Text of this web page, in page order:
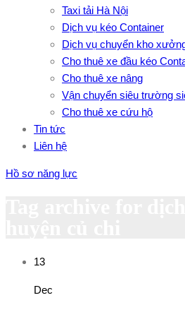
Taxi tải Hà Nội
Dịch vụ kéo Container
Dịch vụ chuyển kho
Cho thuê xe đầu kéo
Cho thuê xe nâng
Vận chuyển siêu trường
Cho thuê xe cứu hộ
Tin tức
Liên hệ
Hồ sơ năng lực
13
Dec